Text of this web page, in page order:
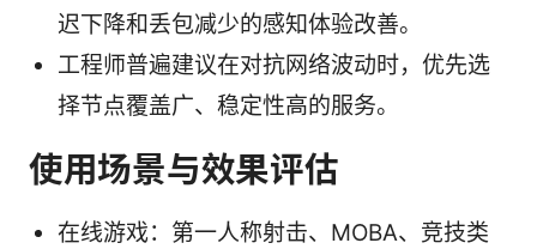
迟下降和丢包减少的感知体验改善。
工程师普遍建议在对抗网络波动时，优先选
择节点覆盖广、稳定性高的服务。
使用场景与效果评估
在线游戏：第一人称射击、MOBA、竞技类